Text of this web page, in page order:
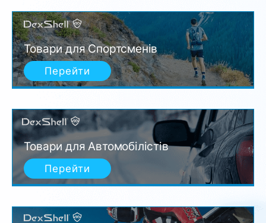
Товари для Спортсменів
Перейти
Товари для Автомобілістів
Перейти